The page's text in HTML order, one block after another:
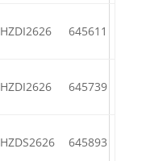
HZDI2626 645611
HZDI2626 645739
HZDS2626 645893